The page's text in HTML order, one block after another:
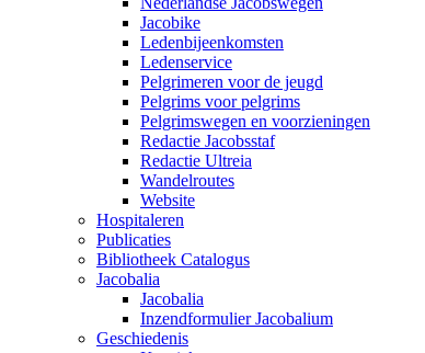
Jacobike
Ledenbijeenkomsten
Ledenservice
Pelgrimeren voor de jeugd
Pelgrims voor pelgrims
Pelgrimswegen en voorzieningen
Redactie Jacobsstaf
Redactie Ultreia
Wandelroutes
Website
Hospitaleren
Publicaties
Bibliotheek Catalogus
Jacobalia
Jacobalia
Inzendformulier Jacobalium
Geschiedenis